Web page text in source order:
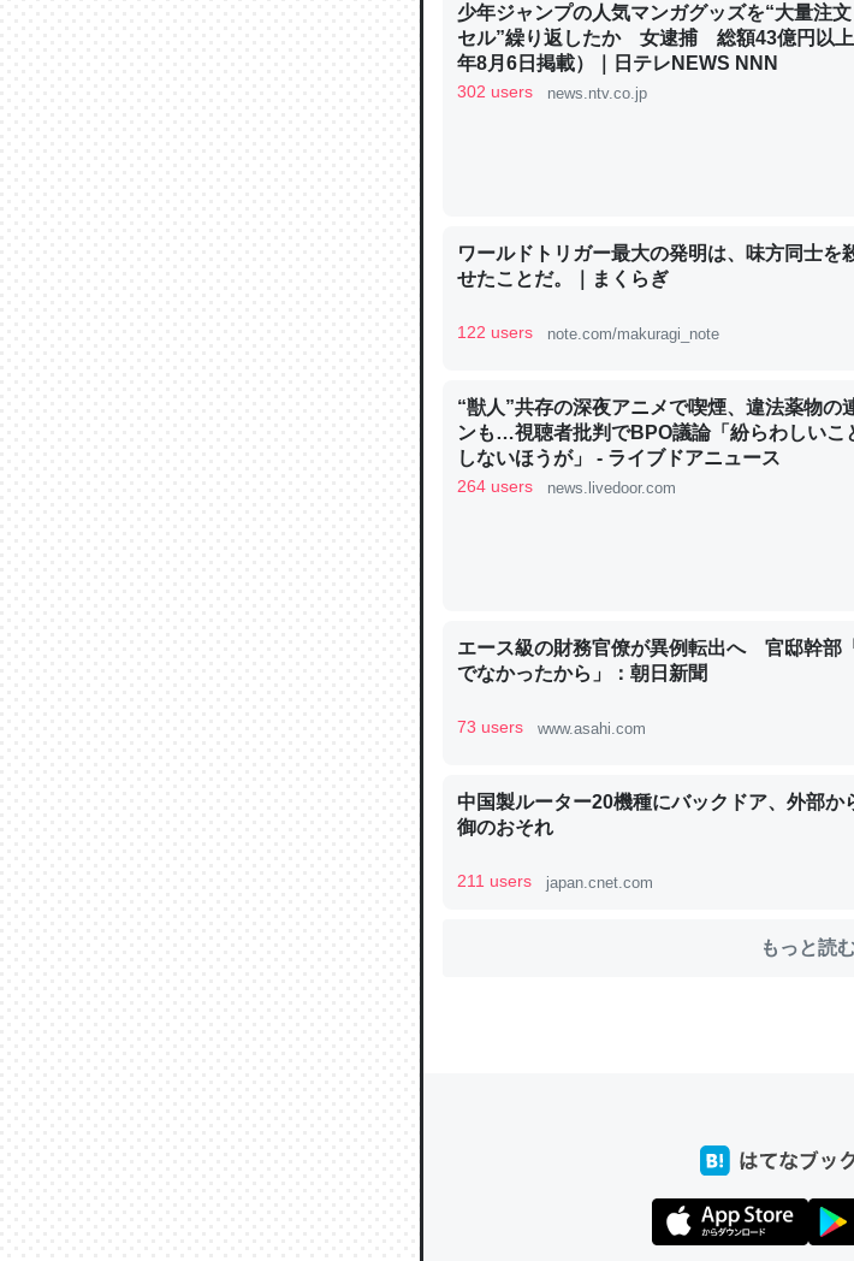
昆虫ってカルシウム少ないのか。知らんかった
論文では「淡水はカルシウムも酸素も不足してて
チンを強化してる筈だが、酵素が違うのか？
─ニュース :: 【研究発表】昆虫学の大問題＝「昆虫はなぜ
─ニュース :: 【研究発表】昆虫学の大問題＝「昆虫はなぜ
ウチもEchoを実家に置いて４年。でたまに覗い
中。あと、Googleマップで位置情報を共有して
れ見て生きてるなって分かる。
を実質100倍以上に伸ばす効果があるはず……
─たまにLINEするくらいだった遠方の父67歳と僕。ITツー
少年ジャンプの人気マンガグッズを“大量注
セル”繰り返したか 女逮捕 総額43億円以
年8月6日掲載）｜日テレNEWS NNN
302 users news.ntv.co.jp
ワールドトリガー最大の発明は、味方同士を
せたことだ。｜まくらぎ
122 users note.com/makuragi_note
“獣人”共存の深夜アニメで喫煙、違法薬物の
ンも…視聴者批判でBPO議論「紛らわしいこ
しないほうが」 - ライブドアニュース
264 users news.livedoor.com
エース級の財務官僚が異例転出へ 官邸幹部
でなかったから」：朝日新聞
73 users www.asahi.com
中国製ルーター20機種にバックドア、外部か
御のおそれ
211 users japan.cnet.com
もっと読